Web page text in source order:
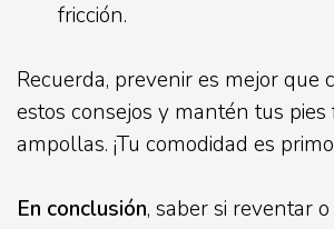
fricción.
Recuerda, prevenir es mejor que
estos consejos y mantén tus pies
ampollas. ¡Tu comodidad es
En conclusión, saber si reventar